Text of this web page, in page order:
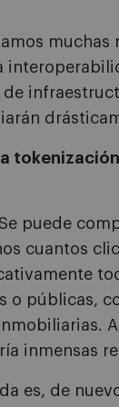
muchas
puede
cuantos
o públicas,
inmensas
es, de